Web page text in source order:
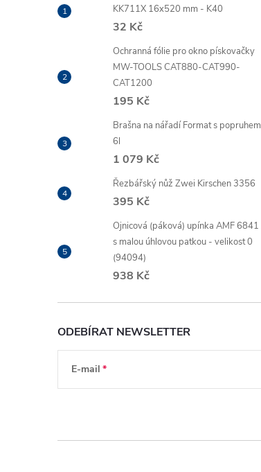
KK711X 16x520 mm - K40
32 Kč
Ochranná fólie pro okno pískovačky
MW-TOOLS CAT880-CAT990-
CAT1200
195 Kč
Brašna na nářadí Format s popruhem
6l
1 079 Kč
Řezbářský nůž Zwei Kirschen 3356
395 Kč
Ojnicová (páková) upínka AMF 6841
s malou úhlovou patkou - velikost 0
(94094)
938 Kč
ODEBÍRAT NEWSLETTER
E-mail